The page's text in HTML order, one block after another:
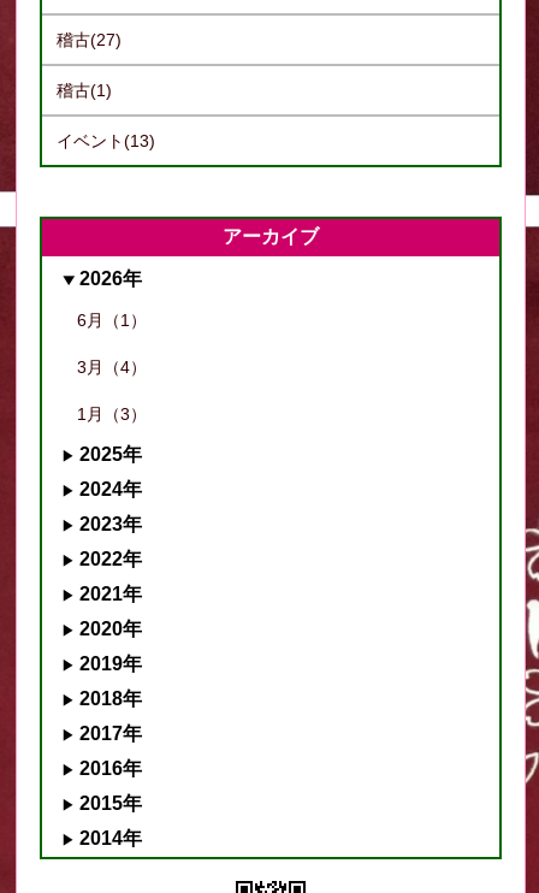
稽古(27)
稽古(1)
イベント(13)
アーカイブ
2026年
6月（1）
3月（4）
1月（3）
2025年
2024年
2023年
2022年
2021年
2020年
2019年
2018年
2017年
2016年
2015年
2014年